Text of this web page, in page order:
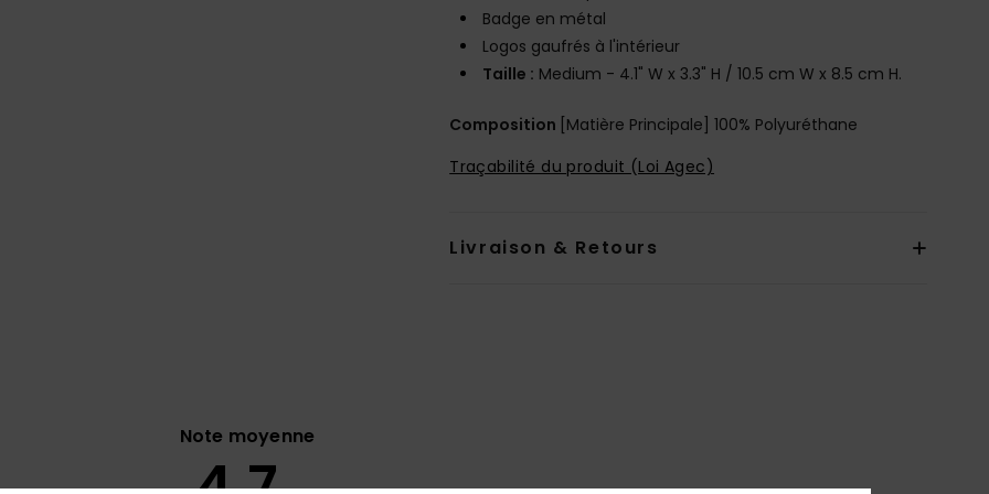
Badge en métal
Logos gaufrés à l'intérieur
Taille : Medium - 4.1" W x 3.3" H / 10.5 cm W x 8.5 cm H.
Composition [Matière Principale] 100% Polyuréthane
Traçabilité du produit (Loi Agec)
Livraison & Retours
Note moyenne